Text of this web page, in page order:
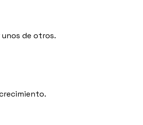
de otros.